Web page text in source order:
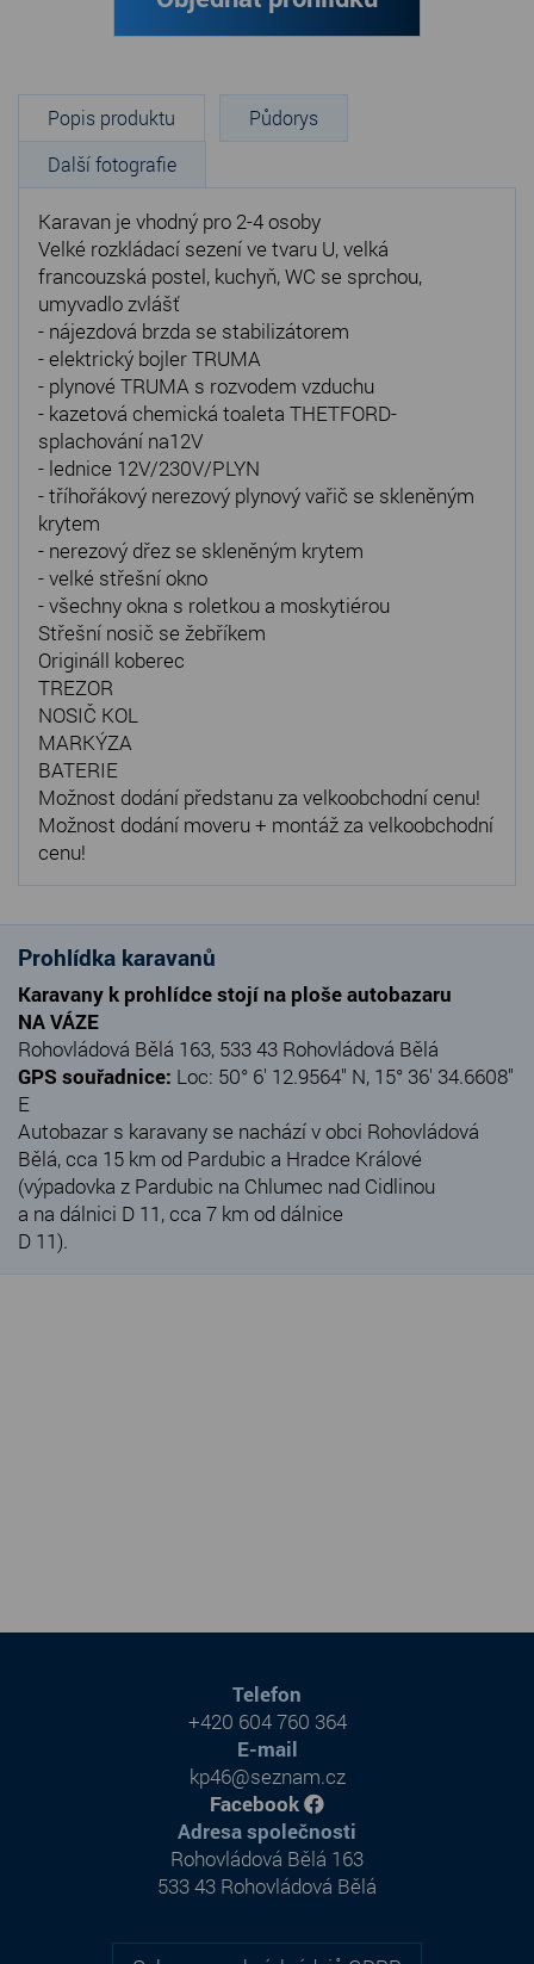
Popis produktu
Půdorys
Další fotografie
Karavan je vhodný pro 2-4 osoby
Velké rozkládací sezení ve tvaru U, velká
francouzská postel, kuchyň, WC se sprchou,
umyvadlo zvlášť
- nájezdová brzda se stabilizátorem
- elektrický bojler TRUMA
- plynové TRUMA s rozvodem vzduchu
- kazetová chemická toaleta THETFORD-
splachování na12V
- lednice 12V/230V/PLYN
- tříhořákový nerezový plynový vařič se skleněným
krytem
- nerezový dřez se skleněným krytem
- velké střešní okno
- všechny okna s roletkou a moskytiérou
Střešní nosič se žebříkem
Origináll koberec
TREZOR
NOSIČ KOL
MARKÝZA
BATERIE
Možnost dodání předstanu za velkoobchodní cenu!
Možnost dodání moveru + montáž za velkoobchodní
cenu!
Prohlídka karavanů
Karavany k prohlídce stojí na ploše autobazaru
NA VÁZE
Rohovládová Bělá 163, 533 43 Rohovládová Bělá
GPS souřadnice: Loc: 50° 6' 12.9564" N, 15° 36' 34.6608"
E
Autobazar s karavany se nachází v obci Rohovládová
Bělá, cca 15 km od Pardubic a Hradce Králové
(výpadovka z Pardubic na Chlumec nad Cidlinou
a na dálnici D 11, cca 7 km od dálnice
D 11).
Adresa společnosti
Rohovládová Bělá 163
533 43 Rohovládová Bělá
Telefon
+420 604 760 364
E-mail
kp46@seznam.cz
Facebook